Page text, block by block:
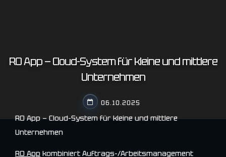
RO App — Cloud-System für kleine und mittlere
Unternehmen
06.10.2025
RO App — Cloud-System für kleine und mittlere
Unternehmen
RO App kombiniert Auftrags-/Arbeitsmanagement